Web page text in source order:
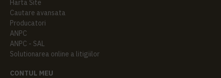
Harta Site
Cautare avansata
Producatori
ANPC
ANPC - SAL
Solutionarea online a litigiilor
CONTUL MEU